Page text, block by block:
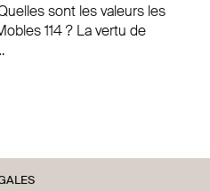
sont les valeurs les
114 ? La vertu de